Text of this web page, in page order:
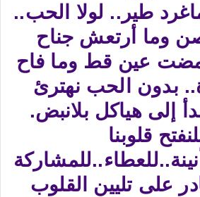
طير.. لولا الحب..
وما أرتعش جناح
عين قط وما فاح
بدون الحب نهترئ
إلى هياكل بلانبض.
قلوبنا
على تليين القلوب